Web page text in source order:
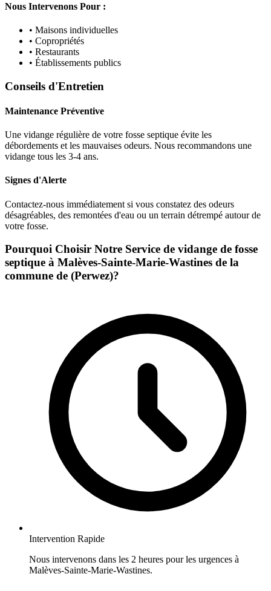
Nous Intervenons Pour :
• Maisons individuelles
• Copropriétés
• Restaurants
• Établissements publics
Conseils d'Entretien
Maintenance Préventive
Une vidange régulière de votre fosse septique évite les
débordements et les mauvaises odeurs. Nous recommandons une
vidange tous les 3-4 ans.
Signes d'Alerte
Contactez-nous immédiatement si vous constatez des odeurs
désagréables, des remontées d'eau ou un terrain détrempé autour de
votre fosse.
Pourquoi Choisir Notre Service de vidange de fosse
septique à Malèves-Sainte-Marie-Wastines de la
commune de (Perwez)?
Intervention Rapide
Nous intervenons dans les 2 heures pour les urgences à
Malèves-Sainte-Marie-Wastines.